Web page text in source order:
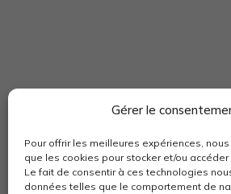
Gérer le
Pour offrir les meilleures expériences,
que les cookies pour stocker et/ou
Le fait de consentir à ces technologies
données telles que le comportement de